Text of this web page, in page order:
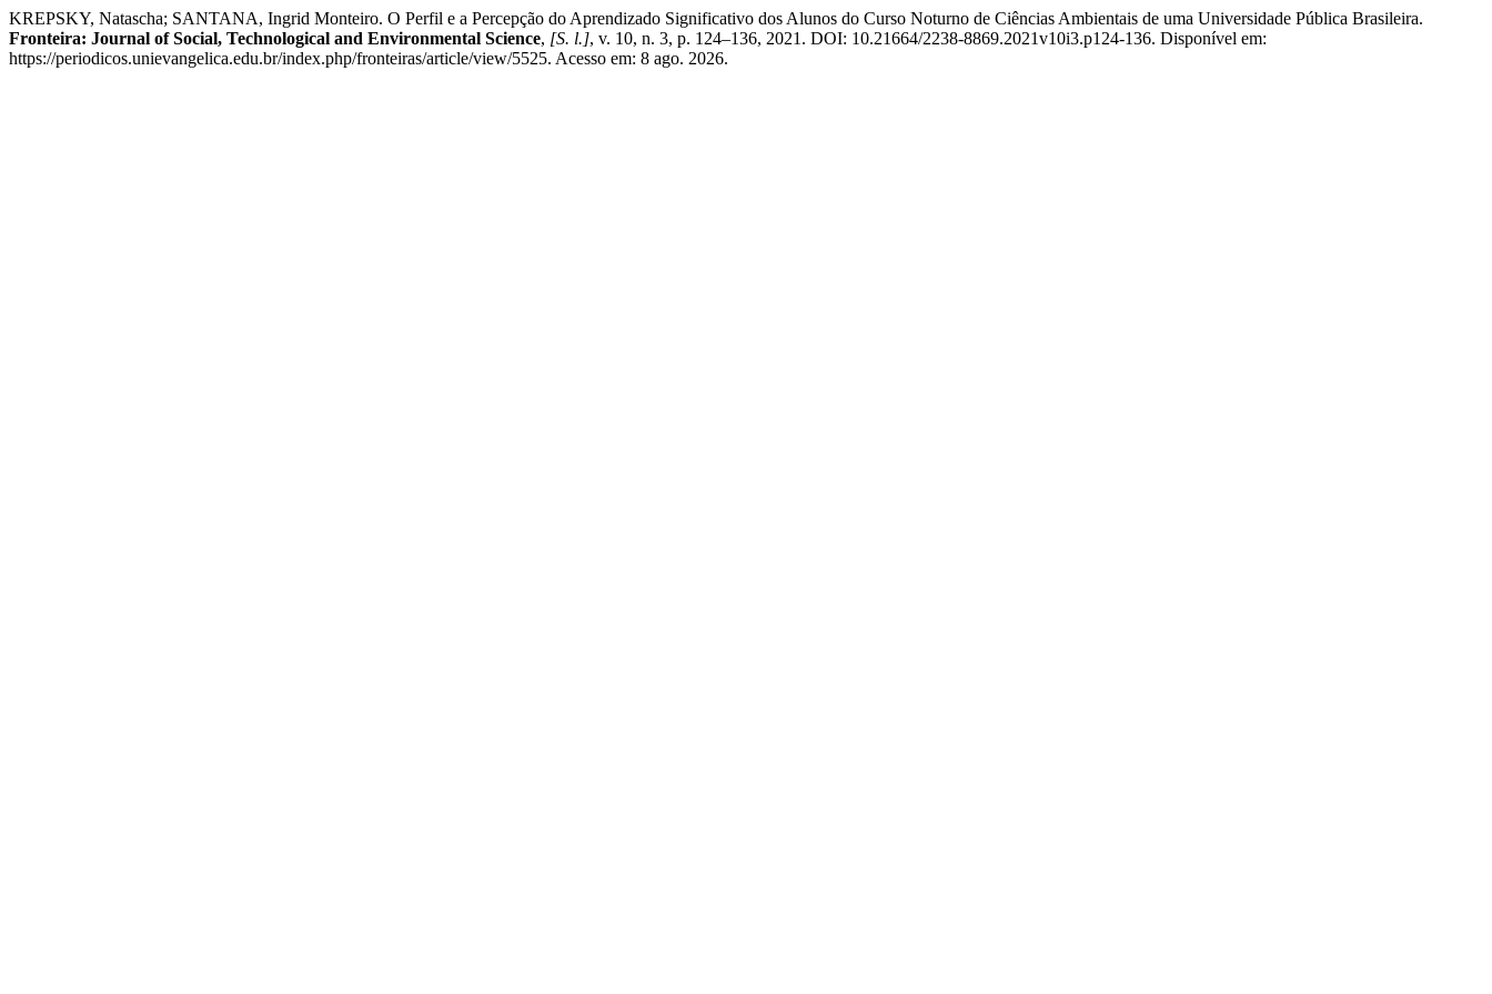
KREPSKY, Natascha; SANTANA, Ingrid Monteiro. O Perfil e a Percepção do Aprendizado Significativo dos Alunos do Curso Noturno de Ciências Ambientais de uma Universidade Pública Brasileira.
Fronteira: Journal of Social, Technological and Environmental Science, [S. l.], v. 10, n. 3, p. 124–136, 2021. DOI: 10.21664/2238-8869.2021v10i3.p124-136. Disponível em:
https://periodicos.unievangelica.edu.br/index.php/fronteiras/article/view/5525. Acesso em: 8 ago. 2026.